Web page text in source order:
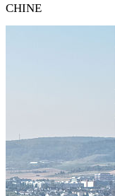
CHINE